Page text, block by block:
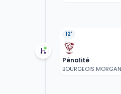
12'
Pénalité
BOURGEOIS